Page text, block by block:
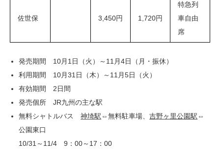
佐世保 3,450円 1,720円
特急列
車自由
席
発売期間 10月1日（火）～11月4日（月・振休）
利用期間 10月31日（木）～11月5日（火）
有効期間 2日間
発売個所 JR九州の主な駅
無料シャトルバス神埼駅 ⇔無料駐車場、吉野ヶ里公園駅 ⇔
公園東口
10/31～11/4 9：00～17：00